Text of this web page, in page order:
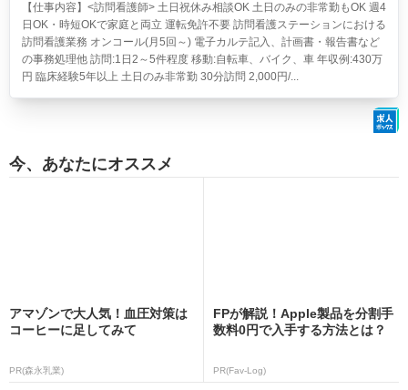
【仕事内容】<訪問看護師> 土日祝休み相談OK 土日のみの非常勤もOK 週4
日OK・時短OKで家庭と両立 運転免許不要 訪問看護ステーションにおける
訪問看護業務 オンコール(月5回～) 電子カルテ記入、計画書・報告書など
の事務処理他 訪問:1日2～5件程度 移動:自転車、バイク、車 年収例:430万
円 臨床経験5年以上 土日のみ非常勤 30分訪問 2,000円/...
今、あなたにオススメ
アマゾンで大人気！血圧対策は
コーヒーに足してみて
PR(森永乳業)
FPが解説！Apple製品を分割手
数料0円で入手する方法とは？
PR(Fav-Log)